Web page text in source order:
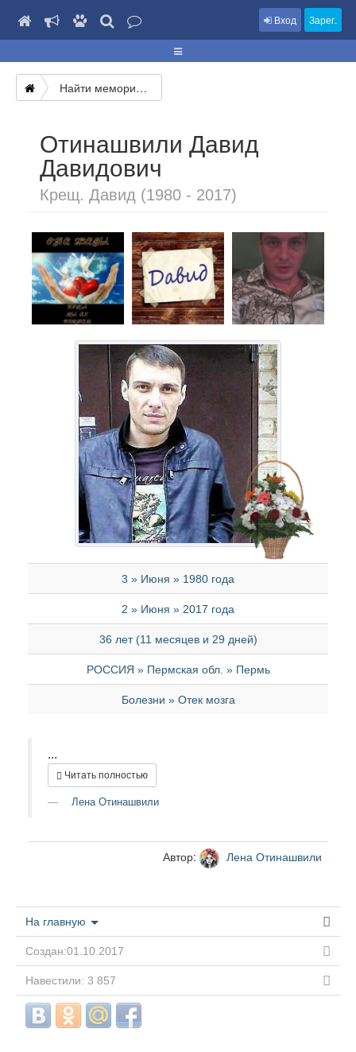
Вход Зарег.
Найти мемориал
Отинашвили Давид
Давидович
Крещ. Давид (1980 - 2017)
3 » Июня » 1980 года
2 » Июня » 2017 года
36 лет (11 месяцев и 29 дней)
РОССИЯ » Пермская обл. » Пермь
Болезни » Отек мозга
...
Читать полностью
Лена Отинашвили
Автор: Лена Отинашвили
На главную
Создан:01.10.2017
Навестили: 3 857